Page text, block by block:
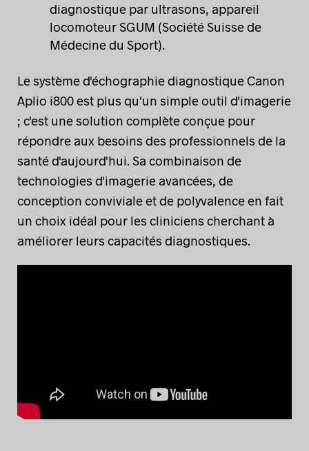
diagnostique par ultrasons, appareil
locomoteur SGUM (Société Suisse de
Médecine du Sport).
Le système d'échographie diagnostique Canon
Aplio i800 est plus qu'un simple outil d'imagerie
; c'est une solution complète conçue pour
répondre aux besoins des professionnels de la
santé d'aujourd'hui. Sa combinaison de
technologies d'imagerie avancées, de
conception conviviale et de polyvalence en fait
un choix idéal pour les cliniciens cherchant à
améliorer leurs capacités diagnostiques.